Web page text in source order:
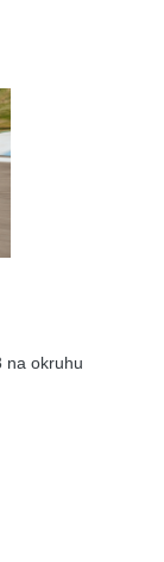
na okruhu